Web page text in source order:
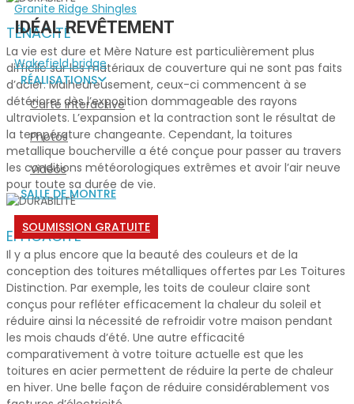
Granite Ridge Shingles
IDÉAL REVÊTEMENT
Wakefield bridge
RÉALISATIONS
Carte interactive
Photos
Vidéos
SALLE DE MONTRE
SOUMISSION GRATUITE
TÉNACITÉ
La vie est dure et Mère Nature est particulièrement plus
difficile sur les matériaux de couverture qui ne sont pas faits
d’acier. Malheureusement, ceux-ci commencent à se
détériorer dès l’exposition dommageable des rayons
ultraviolets. L’expansion et la contraction sont le résultat de
la température changeante. Cependant, la toitures
metallique boucherville a été conçue pour passer au travers
les conditions météorologiques extrêmes et avoir l’air neuve
pour toute sa durée de vie.
EFFICACITÉ
Il y a plus encore que la beauté des couleurs et de la
conception des toitures métalliques offertes par Les Toitures
Distinction. Par exemple, les toits de couleur claire sont
conçus pour refléter efficacement la chaleur du soleil et
réduire ainsi la nécessité de refroidir votre maison pendant
les mois chauds d’été. Une autre efficacité
comparativement à votre toiture actuelle est que les
toitures en acier permettent de réduire la perte de chaleur
en hiver. Une belle façon de réduire considérablement vos